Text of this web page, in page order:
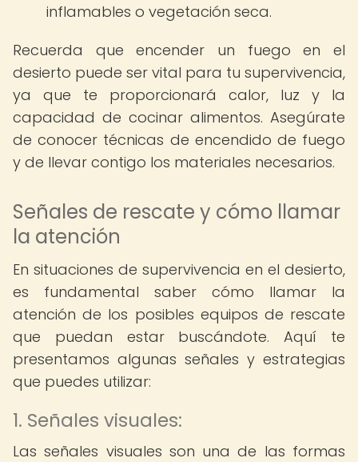
inflamables o vegetación seca.
Recuerda que encender un fuego en el
desierto puede ser vital para tu supervivencia,
ya que te proporcionará calor, luz y la
capacidad de cocinar alimentos. Asegúrate
de conocer técnicas de encendido de fuego
y de llevar contigo los materiales necesarios.
Señales de rescate y cómo llamar
la atención
En situaciones de supervivencia en el desierto,
es fundamental saber cómo llamar la
atención de los posibles equipos de rescate
que puedan estar buscándote. Aquí te
presentamos algunas señales y estrategias
que puedes utilizar:
1. Señales visuales:
Las señales visuales son una de las formas